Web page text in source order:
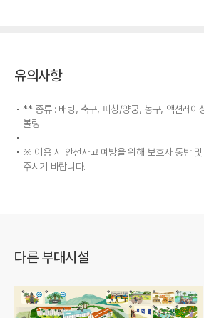
유의사항
** 종류 : 배팅, 축구, 피칭/양궁, 농구, 액션레이
볼링
※ 이용 시 안전사고 예방을 위해 보호자 동반
주시기 바랍니다.
다른 부대시설